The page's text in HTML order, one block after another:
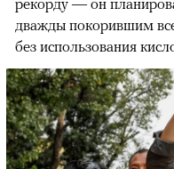
дважды покорившим
без использования